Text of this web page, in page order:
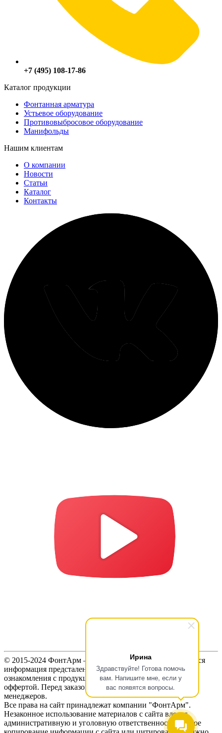
Ирина
Здравствуйте! Готова помочь
вам. Напишите мне, если у
вас появятся вопросы.
+7 (495) 108-17-86
Каталог продукции
Фонтанная арматура
Устьевое оборудование
Противовыбросовое оборудование
Манифольды
Нашим клиентам
О компании
Новости
Статьи
Каталог
Контакты
© 2015-2024 ФонтАрм – фонтанная устьевая арматура. Вся
информация предсталенная на сайте предназначена для
ознакомления с продукцией и не является публичной
оффертой. Перед заказом продукции, уточняйте цены у
менеджеров.
Все права на сайт принадлежат компании "ФонтАрм".
Незаконное использование материалов с сайта влечет
административную и уголовную ответственность. Любое